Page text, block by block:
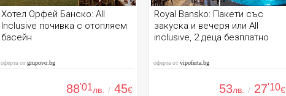
Хотел Орфей Банско: All
Inclusive почивка с отопляем
басейн
оферта от grupovo.bg
88'01лв. / 45€
Royal Bansko: Пакети със
закуска и вечеря или All
inclusive, 2 деца безплатно
оферта от vipoferta.bg
53лв. / 27'10€